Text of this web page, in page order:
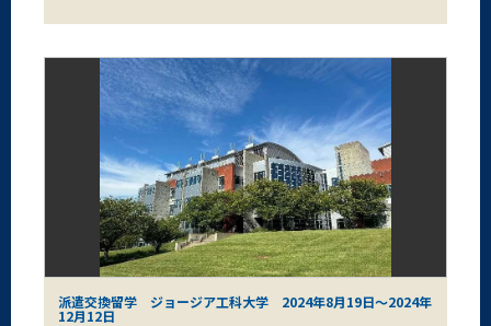
派遣交換留学 ジョージア工科大学 2024年8月19日～2024年
12月12日